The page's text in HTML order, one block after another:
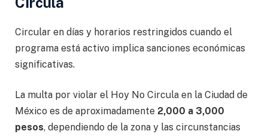
Circular en días y horarios restringidos cuando el
programa está activo implica sanciones económicas
significativas.
La multa por violar el Hoy No Circula en la Ciudad de
México es de aproximadamente 2,000 a 3,000
pesos, dependiendo de la zona y las circunstancias